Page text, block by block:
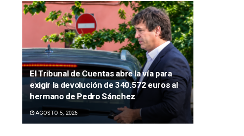
El Tribunal de Cuentas abre la vía para
exigir la devolución de 340.572 euros al
hermano de Pedro Sánchez
AGOSTO 5, 2026